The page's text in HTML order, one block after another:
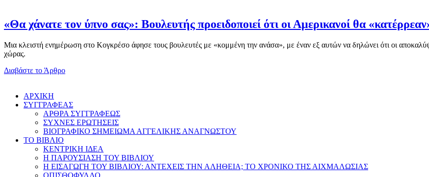
«Θα χάνατε τον ύπνο σας»: Βουλευτής προειδοποιεί ότι οι Αμερικανοί θα
Μια κλειστή ενημέρωση στο Κογκρέσο άφησε τους βουλευτές με «κομμένη την ανάσα», με έναν εξ αυτών να δηλώνει ότι οι
χώρας.
Διαβάστε το Άρθρο
AΡΧΙΚΗ
ΣΥΓΓΡΑΦΕΑΣ
ΑΡΘΡΑ ΣΥΓΓΡΑΦΕΩΣ
ΣΥΧΝΕΣ ΕΡΩΤΗΣΕΙΣ
ΒΙΟΓΡΑΦΙΚΟ ΣΗΜΕΙΩΜΑ ΑΓΓΕΛΙΚΗΣ ΑΝΑΓΝΩΣΤΟΥ
ΤΟ ΒΙΒΛΙΟ
ΚΕΝΤΡΙΚΗ ΙΔΕΑ
Η ΠΑΡΟΥΣΙΑΣΗ ΤΟΥ ΒΙΒΛΙΟΥ
Η ΕΙΣΑΓΩΓΗ ΤΟΥ ΒΙΒΛΙΟΥ: ΑΝΤΕΧΕΙΣ ΤΗΝ ΑΛΗΘΕΙΑ; ΤΟ ΧΡΟΝΙΚΟ ΤΗΣ ΑΙΧΜΑΛΩΣΙΑΣ
ΟΠΙΣΘΟΦΥΛΛΟ